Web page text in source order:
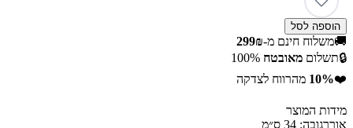
הוספה לסל
🚚משלוח חינם מ-299₪
🔒תשלום מאובטח
❤️
10% מהרווח לצדקה
מידות המוצר
אורךגובה: 34 ס״מ